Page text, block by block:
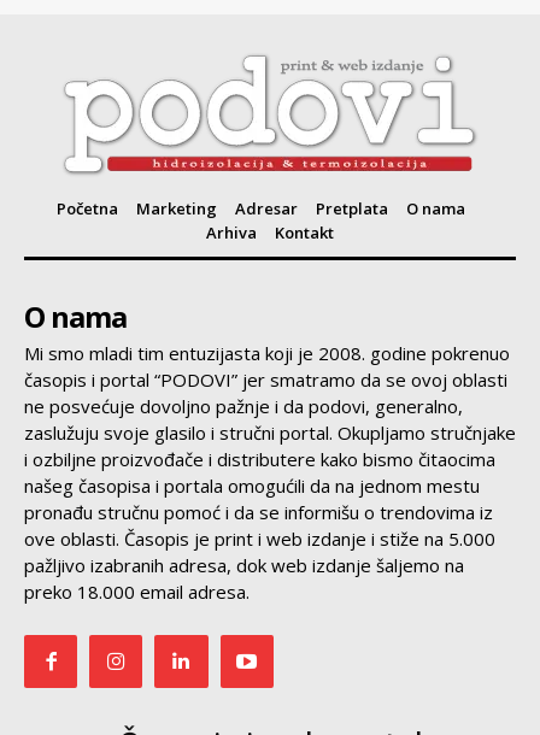
Početna Marketing Adresar Pretplata
O nama
Arhiva
Kontakt
O nama
Mi smo mladi tim entuzijasta koji je 2008. godine pokrenuo
časopis i portal “PODOVI” jer smatramo da se ovoj oblasti
ne posvećuje dovoljno pažnje i da podovi, generalno,
zaslužuju svoje glasilo i stručni portal. Okupljamo stručnjake
i ozbiljne proizvođače i distributere kako bismo čitaocima
našeg časopisa i portala omogućili da na jednom mestu
pronađu stručnu pomoć i da se informišu o trendovima iz
ove oblasti. Časopis je print i web izdanje i stiže na 5.000
pažljivo izabranih adresa, dok web izdanje šaljemo na
preko 18.000 email adresa.